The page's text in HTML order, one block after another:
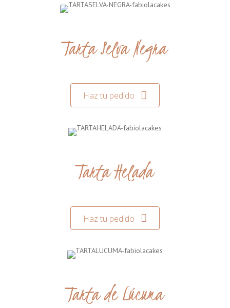
Tarta Selva Negra
Haz tu pedido
Tarta Helada
Haz tu pedido
Tarta de Lúcuma